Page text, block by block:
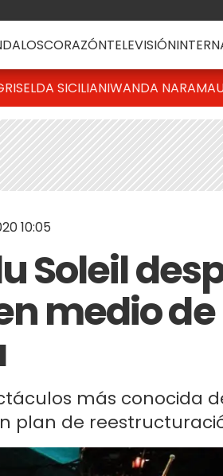
CORAZÓNTELEVISIÓN
SICILIANIWANDA NARA
10:05
Soleil
medio
más conocida
plan de